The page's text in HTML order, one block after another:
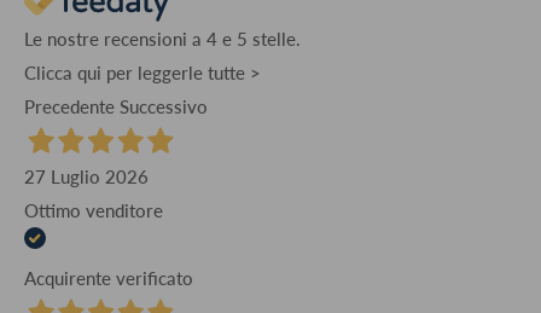
Le nostre recensioni a 4 e 5 stelle.
Clicca qui per leggerle tutte >
Precedente Successivo
27 Luglio 2026
Ottimo venditore
Acquirente verificato